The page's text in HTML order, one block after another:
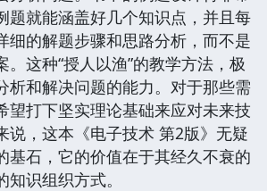
题就能涵盖好几个知识点，并且每
细的解题步骤和思路分析，而不是
。这种“授人以渔”的教学方法，极
析和解决问题的能力。对于那些需
望打下坚实理论基础来应对未来技
说，这本《电子技术 第2版》无疑
基石，它的价值在于其经久不衰的
识组织方式。